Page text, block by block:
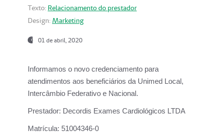
Texto: Relacionamento do prestador
Design: Marketing
01 de abril, 2020
Informamos o novo credenciamento para
atendimentos aos beneficiários da Unimed Local,
Intercâmbio Federativo e Nacional.
Prestador: Decordis Exames Cardiológicos LTDA
Matrícula: 51004346-0